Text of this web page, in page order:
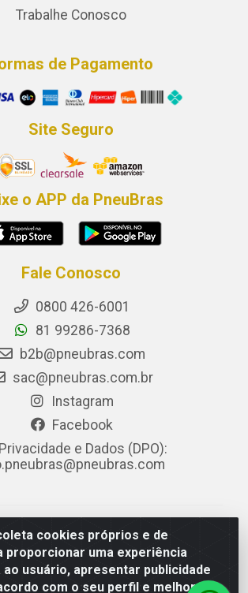
cookies próprios e de
proporcionar uma experiência
usuário, apresentar publicidade
com o seu perfil e melhorar a
Trabalhe Conosco
de Pagamento
Site Seguro
o APP da PneuBras
Fale Conosco
0800 426-6001
81 99286-7368
b2b@pneubras.com
sac@pneubras.com.br
Instagram
Facebook
Privacidade e Dados (DPO):
- Rodovia BR-101, KM 82 - Prazeres,
Guararapes/PE - CEP 54.335-000 - CNPJ
0001-05 - Pneubras Comércio de Pneus
Ltda